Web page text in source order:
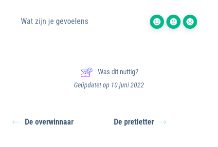
Wat zijn je gevoelens
Was dit nuttig?
Geüpdatet op 10 juni 2022
De overwinnaar De pretletter